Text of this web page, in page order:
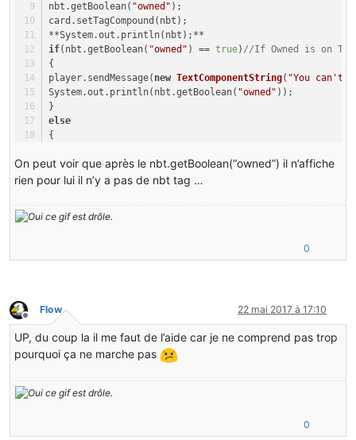
nbt.getBoolean( "owned" );
card.setTagCompound(nbt);
**System.out.println(nbt);**
if(nbt.getBoolean( "owned" ) == true) //If Owned is on
{
player.sendMessage( new TextComponentString( "You can't
System.out.println(nbt.getBoolean( "owned" ));
}
else
{
int deposited = 0; //We create new account with 0 as
String owner = player.getName().toString();
nbt.setString("owner", owner); // Set variable at
nbt.setBoolean(
(EnumActionResult.SUCCESS,
}
**System.out.println(nbt);**
}
On peut voir que après le nbt.getBoolean(“owned”) il n’affiche
rien pour lui il n’y a pas de nbt tag …
0
Hors-ligne
Flow 22 mai 2017 à 17:10
UP, du coup la il me faut de l’aide car je ne comprend pas trop
pourquoi ça ne marche pas
0